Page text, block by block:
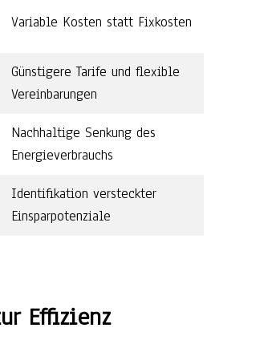
Variable Kosten statt Fixkosten
Günstigere Tarife und flexible
Vereinbarungen
Nachhaltige Senkung des
Energieverbrauchs
Identifikation versteckter
Einsparpotenziale
Effizienz